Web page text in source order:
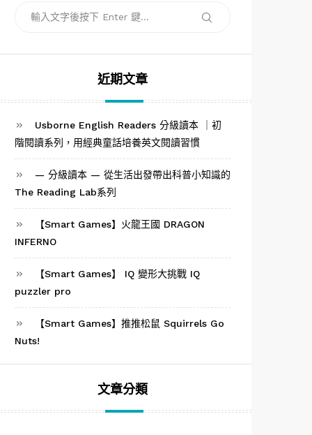
搜
近期文章
Usborne English Readers 分級讀本 ｜初
階閱讀系列，用經典童話培養英文閱讀習慣
— 分級讀本 — 從生活出發帶出科普小知識的
The Reading Lab系列
【Smart Games】火龍王國 DRAGON
INFERNO
【Smart Games】 IQ 變形大挑戰 IQ
puzzler pro
【Smart Games】推推松鼠 Squirrels Go
Nuts!
文章分類